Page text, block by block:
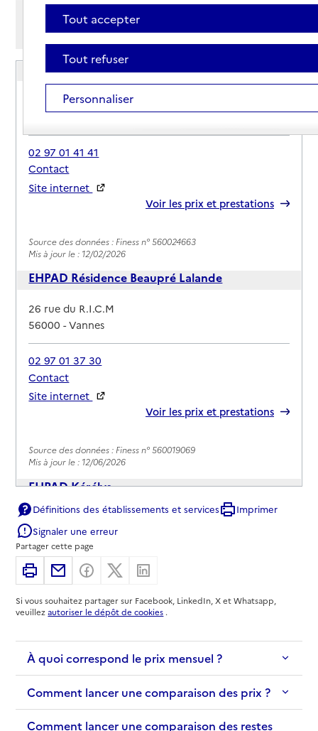
Afficher les résultats par:
Mode liste
Mode carte
EHPAD Les Maisons du Lac
Adresse
20 bd General Maurice Guillaudot
56000-Vannes
02 97 01 41 41
Contact
Site internet
Voir les prix et prestations
Source des données : Finess n° 560024663
Mis à jour le : 12/02/2026
EHPAD Résidence Beaupré Lalande
Adresse
26 rue du R.I.C.M
56000-Vannes
02 97 01 37 30
Contact
Site internet
Voir les prix et prestations
Source des données : Finess n° 560019069
Mis à jour le : 12/06/2026
EHPAD Kérélys
Adresse
2 allée Prad Douar
56000-Vannes
02 97 48 45 80
Contact
Site internet
Rapport HAS
Voir les prix et prestations
Source des données : Finess n° 560025645
Mis à jour le : 17/07/2026
EHPAD Mareva Les Nymphéas
Adresse
17 rue du 505ème R.C.C.
Définitions des établissements et services
Imprimer
Signaler une erreur
Partager cette page
ImprimerPartager par email
Partager sur Facebook
Partager sur X
Si vous souhaitez partager sur Facebook, LinkedIn, X et Whatsapp,
veuillezautoriser le dépôt de cookies .
À quoi correspond le prix mensuel ?
Comment lancer une comparaison des prix ?
Comment lancer une comparaison des restes
Tout accepter
Tout refuser
Personnaliser